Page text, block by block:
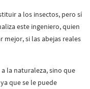
a los insectos, pero sí
este ingeniero, quien
mejor, si las abejas reales
la naturaleza, sino que
que se le puede